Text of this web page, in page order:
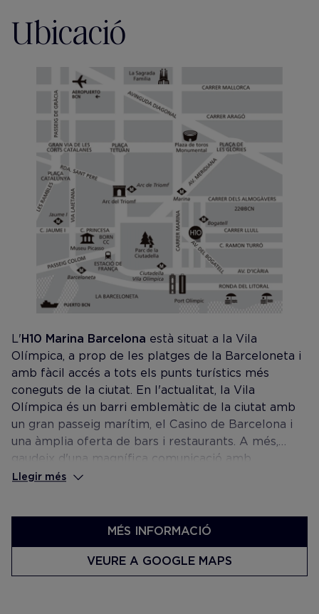
Ubicació
L' H10 Marina Barcelona està situat a la Vila
Olímpica, a prop de les platges de la Barceloneta i
amb fàcil accés a tots els punts turístics més
coneguts de la ciutat. En l'actualitat, la Vila
Olímpica és un barri emblemàtic de la ciutat amb
un gran passeig marítim, el Casino de Barcelona i
una àmplia oferta de bars i restaurants. A més,
gaudeix d'una magnífica comunicació amb
l'aeroport i la terminal de creuers.
Llegir més
MÉS INFORMACIÓ
VEURE A GOOGLE MAPS